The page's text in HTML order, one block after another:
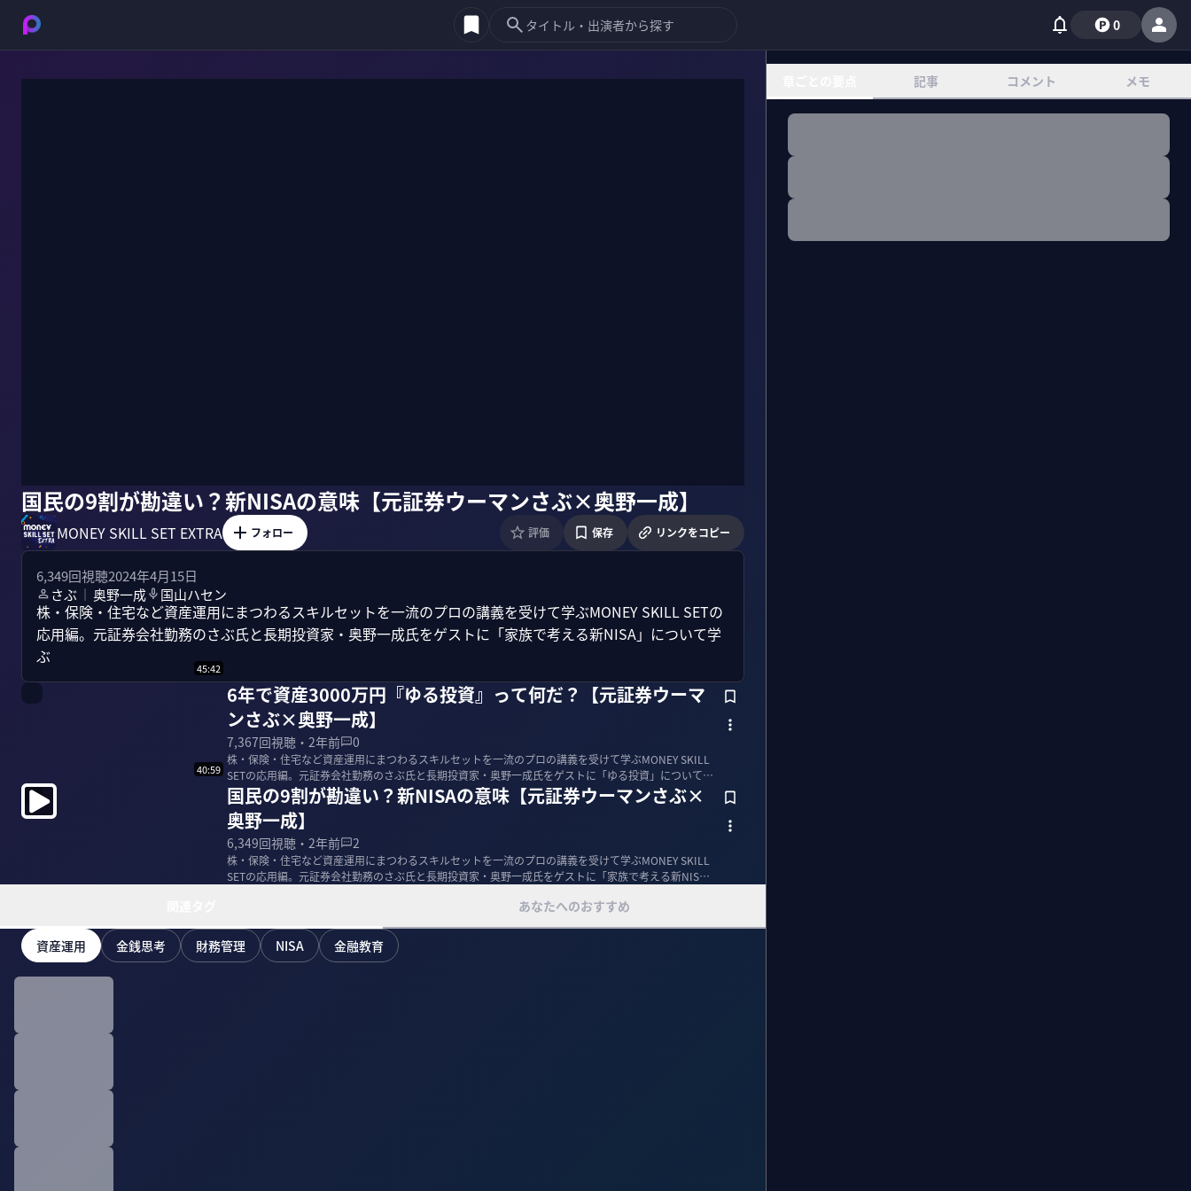
0
国民の9割が勘違い？新NISAの意味【元証券ウーマンさぶ×奥野一成】
MONEY SKILL SET EXTRA フォロー 評価 保存 リンクをコピー
6,349回視聴2024年4月15日
さぶ ｜ 奥野一成 国山ハセン
株・保険・住宅など資産運用にまつわるスキルセットを一流のプロの講義を受けて学ぶMONEY SKILL SETの
応用編。元証券会社勤務のさぶ氏と長期投資家・奥野一成氏をゲストに「家族で考える新NISA」について学
ぶ
45:42
6年で資産3000万円『ゆる投資』って何だ？【元証券ウーマ
ンさぶ×奥野一成】
7,367回視聴・ 2年前 0
株・保険・住宅など資産運用にまつわるスキルセットを一流のプロの講義を受けて学ぶMONEY SKILL
SETの応用編。元証券会社勤務のさぶ氏と長期投資家・奥野一成氏をゲストに「ゆる投資」について学
ぶ ...
40:59
国民の9割が勘違い？新NISAの意味【元証券ウーマンさぶ×
奥野一成】
6,349回視聴・ 2年前 2
株・保険・住宅など資産運用にまつわるスキルセットを一流のプロの講義を受けて学ぶMONEY SKILL
SETの応用編。元証券会社勤務のさぶ氏と長期投資家・奥野一成氏をゲストに「家族で考える新NIS
あなたへのおすすめ
資産運用 金銭思考 財務管理 NISA 金融教育
記事 コメント メモ